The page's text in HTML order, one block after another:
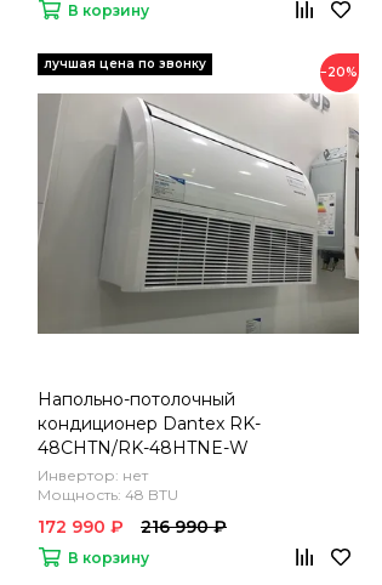
В корзину
−20%
Напольно-потолочный
кондиционер Dantex RK-
48CHTN/RK-48HTNE-W
Инвертор: нет
Мощность: 48 BTU
172 990 ₽ 216 990 ₽
В корзину